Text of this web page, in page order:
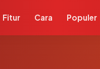
Fitur Cara Populer